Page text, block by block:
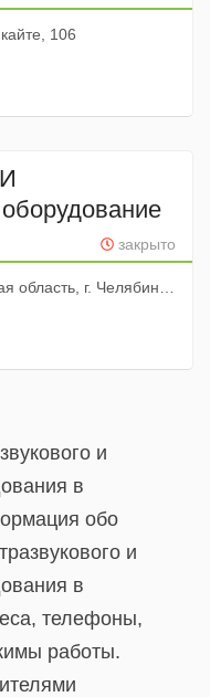
106
закрыто
Энтузиастов, дом 12, офис 710
и
в
обо
и
в
телефоны,
работы.